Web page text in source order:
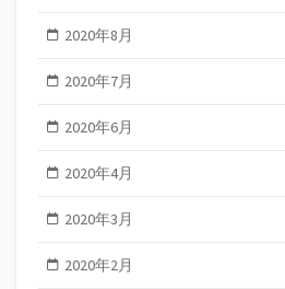
2020年8月
2020年7月
2020年6月
2020年4月
2020年3月
2020年2月